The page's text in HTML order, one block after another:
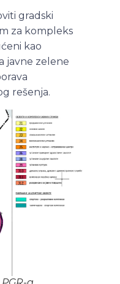
gradski
za kompleks
kao
javne zelene
rešenja.